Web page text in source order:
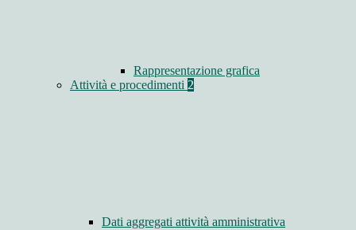
Rappresentazione grafica
Attività e procedimenti 2
Dati aggregati attività amministrativa